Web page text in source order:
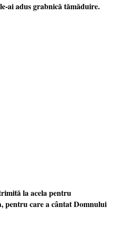
ai adus grabnică tămăduire.
la acela pentru
pentru care a cântat Domnului